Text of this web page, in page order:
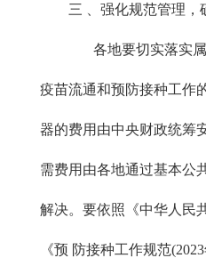
三 、强化规范管理，
各地要切实落实属
疫苗流通和预防接种工作
器的费用由中央财政统筹
需费用由各地通过基本公
解决。要依照《中华人民
《预 防接种工作规范